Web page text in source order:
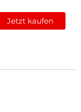
Jetzt kaufen